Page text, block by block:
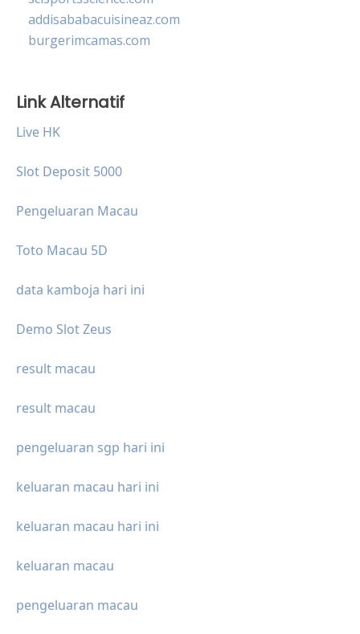
addisababacuisineaz.com
burgerimcamas.com
Link Alternatif
Live HK
Slot Deposit 5000
Pengeluaran Macau
Toto Macau 5D
data kamboja hari ini
Demo Slot Zeus
result macau
result macau
pengeluaran sgp hari ini
keluaran macau hari ini
keluaran macau hari ini
keluaran macau
pengeluaran macau